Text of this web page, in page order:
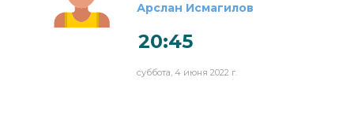
Арслан Исмагилов
20:45
суббота, 4 июня 2022 г.